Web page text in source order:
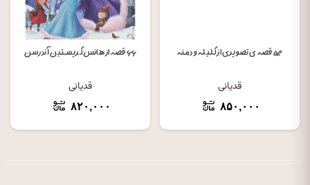
۵۴ قصه ی تصویری از کلیله و دمنه
قدیانی
۸۵۰,۰۰۰
۶۶ قصه از هانس کریستین آندرسن
قدیانی
۸۲۰,۰۰۰